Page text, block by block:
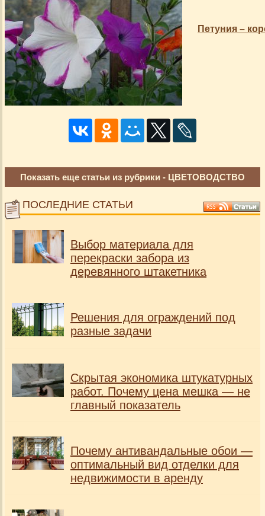
Петуния –
Показать еще статьи из рубрики - ЦВЕТОВОДСТВО
ПОСЛЕДНИЕ СТАТЬИ
Выбор материала для
перекраски забора из
деревянного штакетника
Решения для ограждений под
разные задачи
Скрытая экономика штукатурных
работ. Почему цена мешка — не
главный показатель
Почему антивандальные обои —
оптимальный вид отделки для
недвижимости в аренду